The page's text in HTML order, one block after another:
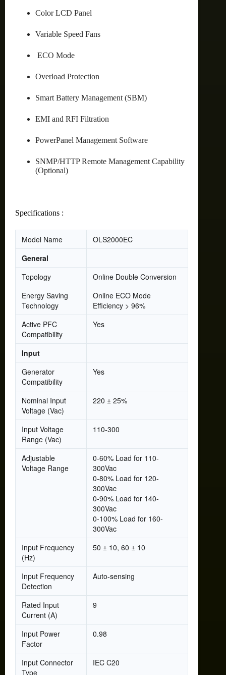
Color LCD Panel
Variable Speed Fans
ECO Mode
Overload Protection
Smart Battery Management (SBM)
EMI and RFI Filtration
PowerPanel Management Software
SNMP/HTTP Remote Management Capability
(Optional)
Specifications :
Model Name
OLS2000EC
General
Topology
Online Double Conversion
Energy Saving
Technology
Online ECO Mode
Efficiency > 96%
Active PFC
Compatibility
Yes
Input
Generator
Compatibility
Yes
Nominal Input
Voltage (Vac)
220 ± 25%
Input Voltage
Range (Vac)
110-300
Adjustable
Voltage Range
0-60% Load for 110-
300Vac
0-80% Load for 120-
300Vac
0-90% Load for 140-
300Vac
0-100% Load for 160-
300Vac
Input Frequency
(Hz)
50 ± 10, 60 ± 10
Input Frequency
Detection
Auto-sensing
Rated Input
Current (A)
9
Input Power
Factor
0.98
Input Connector
Type
IEC C20